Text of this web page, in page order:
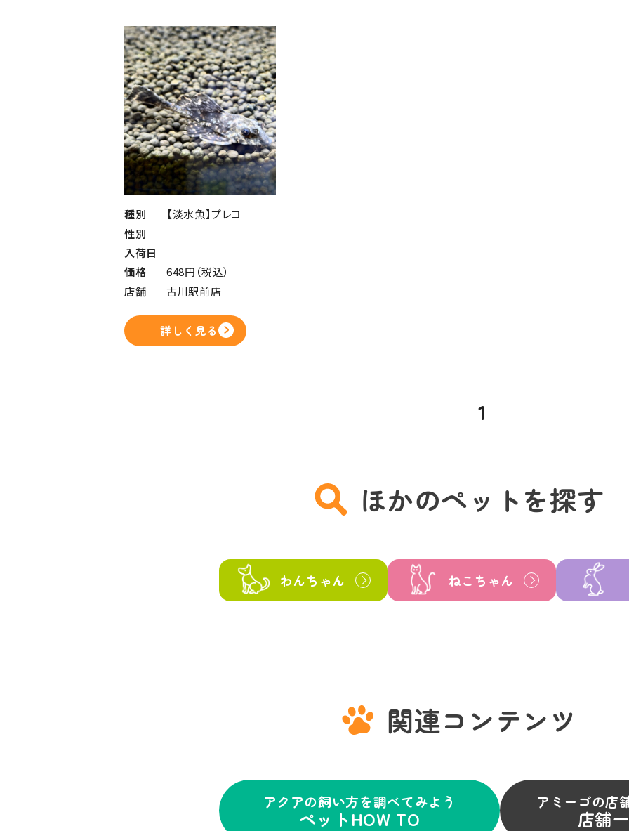
種別
【淡水魚】プレコ
性別
入荷日
価格
648円（税込）
店舗
古川駅前店
詳しく見る
1
ほかのペットを探す
わんちゃん ねこちゃん
関連コンテンツ
アクアの飼い方を調べてみよう
ペットHOW TO
アミーゴの店
店舗